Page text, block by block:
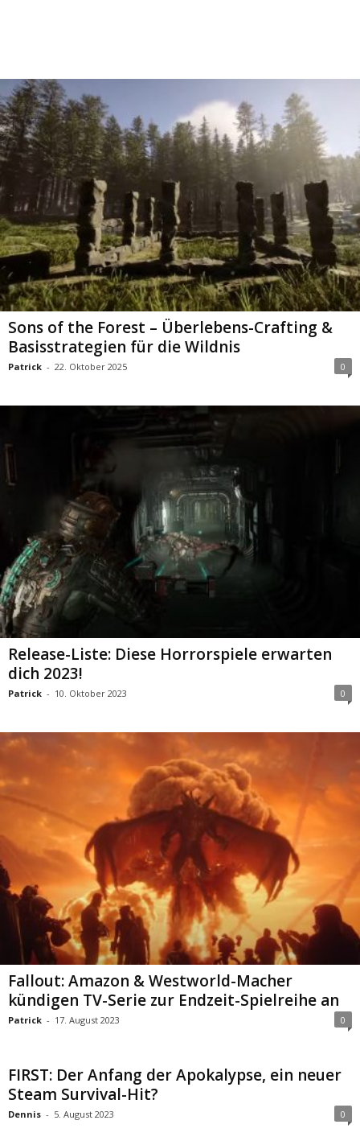
Sons of the Forest – Überlebens-Crafting &
Basisstrategien für die Wildnis
Patrick - 22. Oktober 2025 0
Release-Liste: Diese Horrorspiele erwarten
dich 2023!
Patrick - 10. Oktober 2023 0
Fallout: Amazon & Westworld-Macher
kündigen TV-Serie zur Endzeit-Spielreihe an
Patrick - 17. August 2023 0
FIRST: Der Anfang der Apokalypse, ein neuer
Steam Survival-Hit?
Dennis - 5. August 2023 0